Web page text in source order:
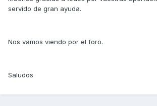
servido de gran ayuda.
Nos vamos viendo por el foro.
Saludos